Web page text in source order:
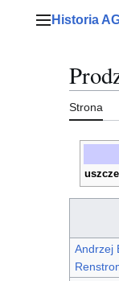
Menu główne
Historia
Strona
Andrzej